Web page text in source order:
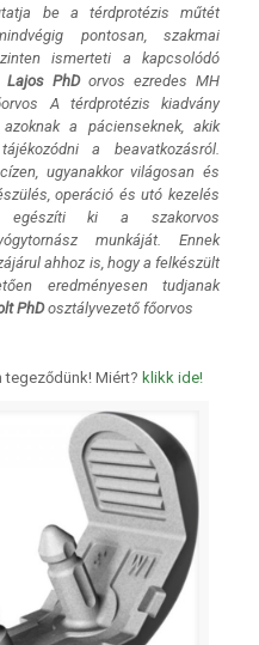
be a térdprotézis műtét
pontosan, szakmai
ismerteti a kapcsolódó
Lajos PhDorvos ezredes MH
A térdprotézis kiadvány
a pácienseknek, akik
a beavatkozásról.
ugyanakkor világosan és
operáció és utó kezelés
egészíti ki a szakorvos
munkáját. Ennek
ahhoz is, hogy a felkészült
eredményesen tudjanak
PhD osztályvezető főorvos
tegeződünk! Miért? klikk ide!